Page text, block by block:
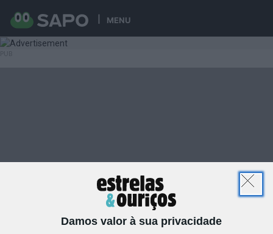
MENU
Damos valor à sua privacidade